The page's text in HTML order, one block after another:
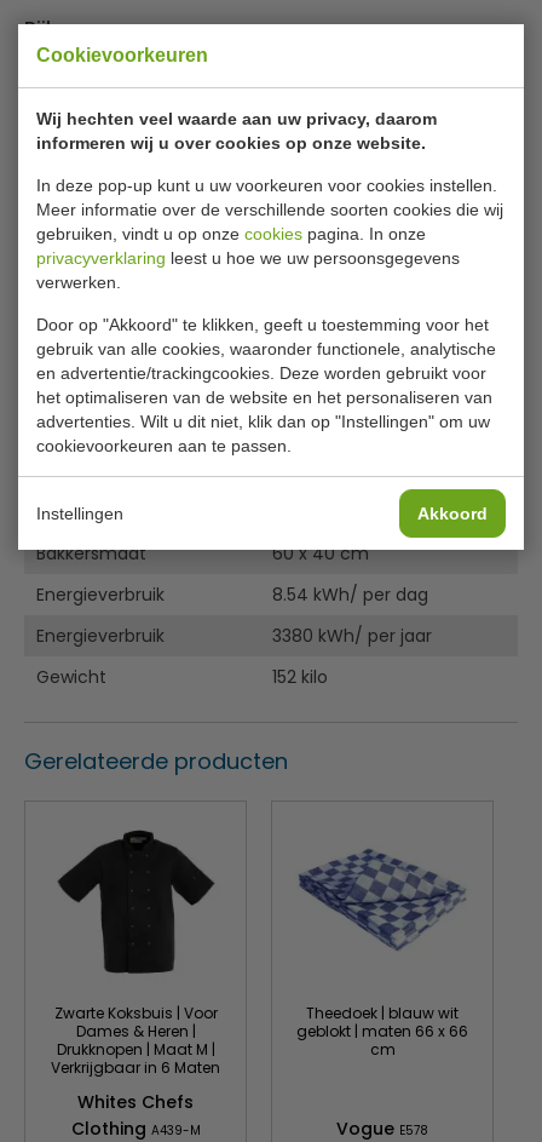
Cookievoorkeuren
Wij hechten veel waarde aan uw privacy, daarom
informeren wij u over cookies op onze website.
In deze pop-up kunt u uw voorkeuren voor cookies instellen.
Meer informatie over de verschillende soorten cookies die wij
gebruiken, vindt u op onze cookies pagina. In onze
privacyverklaring leest u hoe we uw persoonsgegevens
verwerken.
Door op "Akkoord" te klikken, geeft u toestemming voor het
gebruik van alle cookies, waaronder functionele, analytische
en advertentie/trackingcookies. Deze worden gebruikt voor
het optimaliseren van de website en het personaliseren van
advertenties. Wilt u dit niet, klik dan op "Instellingen" om uw
cookievoorkeuren aan te passen.
Instellingen Akkoord
mechanische ventilatie die smaken conserveert en
bederf voorkomt. Met de U-serie kunt ook bij veelvuldig
openen en sluiten rekenen op constante, gelijkmatige
koelprestaties, zelfs bij een omgevingstemperatuur tot
Max. omgevingstemperatuur: 32 °C
Afsluitbare deur
praktische draairichting en bespaart u ruimte
Bijlages
Diagram
Gebruiksaanwijzing
Specificaties
Model
Patisserie vriezer
B x D x H
740 x 990 x 2010 mm
Temperatuurbereik
-18 °C tot -22 °C
Inhoud netto
534 liter
Koelmiddel
R290
Vermogen
Bakkersmaat
60 x 40 cm
Energieverbruik
8.54 kWh/ per dag
Energieverbruik
3380 kWh/ per jaar
Gewicht
152 kilo
Gerelateerde producten
Zwarte Koksbuis | Voor
Dames & Heren |
Drukknopen | Maat M |
Verkrijgbaar in 6 Maten
Whites Chefs
Clothing A439-M
Theedoek | blauw wit
geblokt | maten 66 x 66
cm
Vogue E578